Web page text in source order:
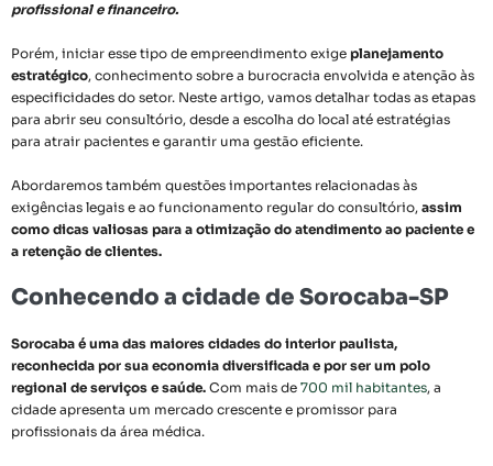
profissional e financeiro.
Porém, iniciar esse tipo de empreendimento exige planejamento
estratégico, conhecimento sobre a burocracia envolvida e atenção às
especificidades do setor. Neste artigo, vamos detalhar todas as etapas
para abrir seu consultório, desde a escolha do local até estratégias
para atrair pacientes e garantir uma gestão eficiente.
Abordaremos também questões importantes relacionadas às
exigências legais e ao funcionamento regular do consultório, assim
como dicas valiosas para a otimização do atendimento ao paciente e
a retenção de clientes.
Conhecendo a cidade de Sorocaba-SP
Sorocaba é uma das maiores cidades do interior paulista,
reconhecida por sua economia diversificada e por ser um polo
regional de serviços e saúde. Com mais de 700 mil habitantes, a
cidade apresenta um mercado crescente e promissor para
profissionais da área médica.